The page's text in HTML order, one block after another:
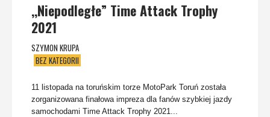
,,Niepodległe” Time Attack Trophy
2021
SZYMON KRUPA
BEZ KATEGORII
11 listopada na toruńskim torze MotoPark Toruń została
zorganizowana finałowa impreza dla fanów szybkiej jazdy
samochodami Time Attack Trophy 2021...